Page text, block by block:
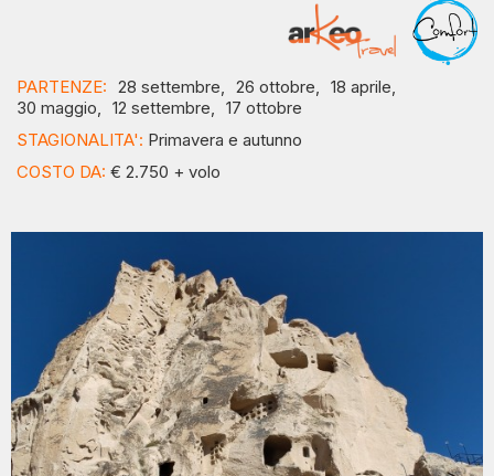
PARTENZE: 28 settembre, 26 ottobre, 18 aprile,
30 maggio, 12 settembre, 17 ottobre
STAGIONALITA': Primavera e autunno
COSTO DA: € 2.750 + volo